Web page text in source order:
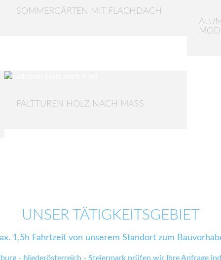
SOMMERGÄRTEN MIT FLACHDACH
FALTTÜREN HOLZ NACH MASS
UNSER TÄTIGKEITSGEBIET
1,5h Fahrtzeit von unserem Standort zum
- Niederösterreich - Steiermark prüfen wir Ihre Anfrage